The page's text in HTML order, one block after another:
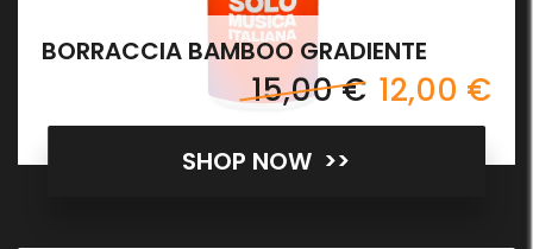
BORRACCIA BAMBOO GRADIENTE
15,00 € 12,00 €
SHOP NOW >>